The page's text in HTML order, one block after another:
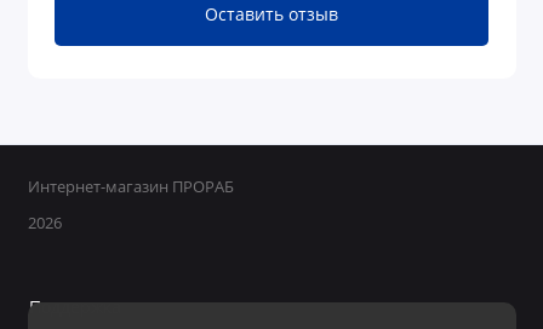
Оставить отзыв
Интернет-магазин ПРОРАБ
2026
Поддержка